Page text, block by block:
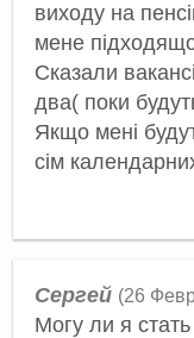
виходу на
мене
Сказали
два( поки
Якщо мені
сім
Сергей (26
Могу ли я